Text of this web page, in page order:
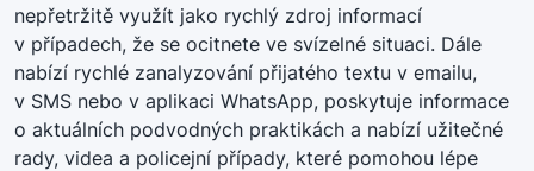
nepřetržitě využít jako rychlý zdroj informací
v případech, že se ocitnete ve svízelné situaci. Dále
nabízí rychlé zanalyzování přijatého textu v emailu,
v SMS nebo v aplikaci WhatsApp, poskytuje informace
o aktuálních podvodných praktikách a nabízí užitečné
rady, videa a policejní případy, které pomohou lépe